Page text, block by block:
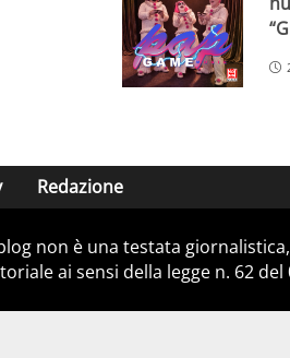
Redazione
non è una testata
ai sensi della legge n. 62 del